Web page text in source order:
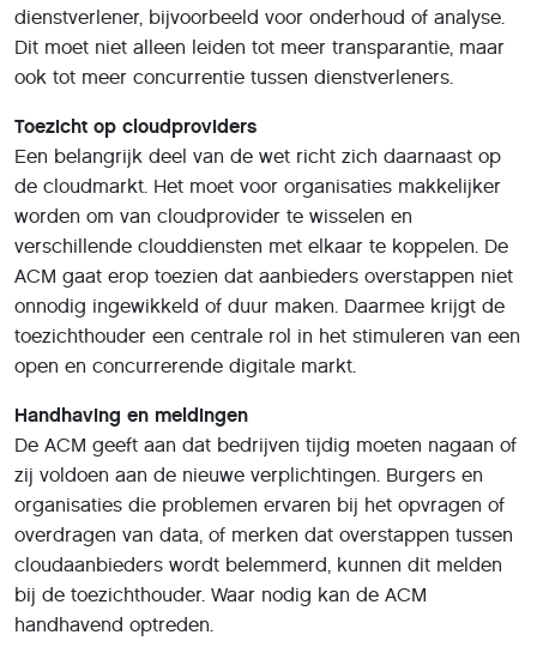
dienstverlener, bijvoorbeeld voor onderhoud of analyse.
Dit moet niet alleen leiden tot meer transparantie, maar
ook tot meer concurrentie tussen dienstverleners.
Toezicht op cloudproviders
Een belangrijk deel van de wet richt zich daarnaast op
de cloudmarkt. Het moet voor organisaties makkelijker
worden om van cloudprovider te wisselen en
verschillende clouddiensten met elkaar te koppelen. De
ACM gaat erop toezien dat aanbieders overstappen niet
onnodig ingewikkeld of duur maken. Daarmee krijgt de
toezichthouder een centrale rol in het stimuleren van een
open en concurrerende digitale markt.
Handhaving en meldingen
De ACM geeft aan dat bedrijven tijdig moeten nagaan of
zij voldoen aan de nieuwe verplichtingen. Burgers en
organisaties die problemen ervaren bij het opvragen of
overdragen van data, of merken dat overstappen tussen
cloudaanbieders wordt belemmerd, kunnen dit melden
bij de toezichthouder. Waar nodig kan de ACM
handhavend optreden.